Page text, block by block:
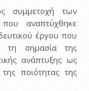
συμμετοχή των
αναπτύχθηκε
έργου που
τη σημασία της
ανάπτυξης ως
ποιότητας της